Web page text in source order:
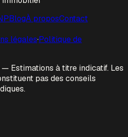
BlogÀ proposContact
légales·Politique de
— Estimations à titre indicatif. Les
pas des conseils